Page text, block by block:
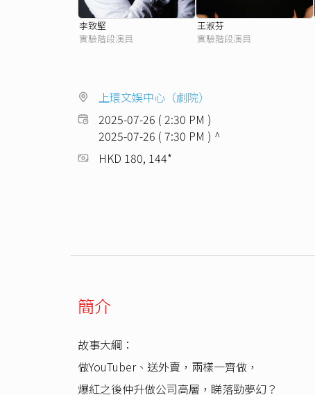
李致堅
實驗階段演員
王淑芬
實驗階段演員
上環文娛中心（劇院）
2025-07-26 ( 2:30 PM )
2025-07-26 ( 7:30 PM ) ^
HKD 180, 144*
簡介
故事大綱：
做YouTuber、送外賣，兩樣一齊做，
爆紅之後仲升做公司高層，睇落勁夢幻？